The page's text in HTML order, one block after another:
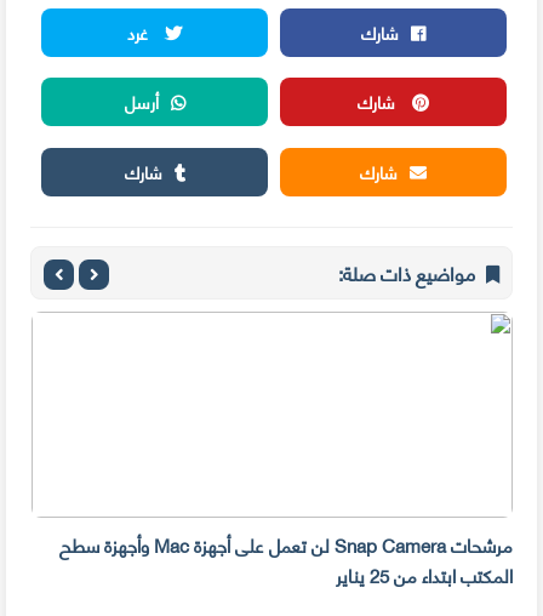
شارك
غرد
شارك
أرسل
شارك
شارك
مواضيع ذات صلة:
مرشحات Snap Camera لن تعمل على أجهزة Mac وأجهزة سطح
المكتب ابتداء من 25 يناير